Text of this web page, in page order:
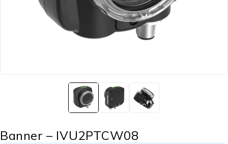
Banner – IVU2PTCW08